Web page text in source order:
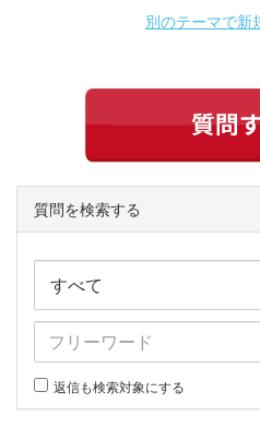
別のテーマで新
質問を検索する
返信も検索対象にする